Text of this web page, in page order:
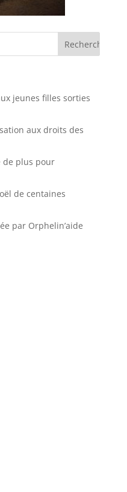
jeunes filles sorties
aux droits des
de plus pour
de centaines
par Orphelin’aide